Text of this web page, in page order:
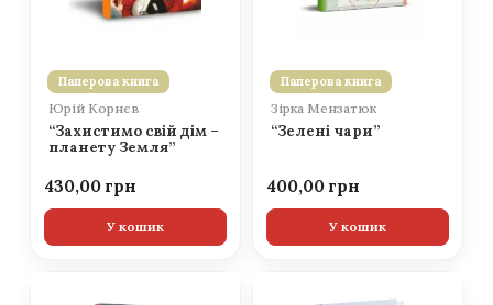
Паперова книга
Юрій Корнєв
“Захистимо свій дім –
планету Земля”
430,00
У кошик
Паперова книга
Зірка Мензатюк
“Зелені чари”
400,00
У кошик